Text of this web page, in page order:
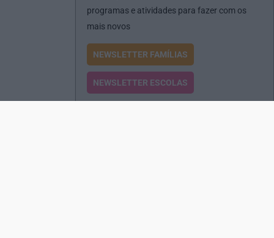
programas e atividades para fazer com os
mais novos
NEWSLETTER FAMÍLIAS
NEWSLETTER ESCOLAS